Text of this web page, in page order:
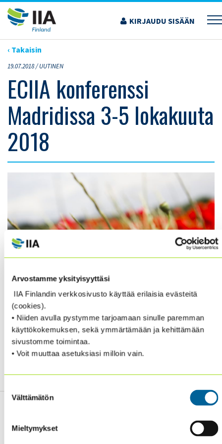
Arvostamme yksityisyyttäsi
IIA Finlandin verkkosivusto käyttää erilaisia evästeitä
(cookies).
• Niiden avulla pystymme tarjoamaan sinulle paremman
käyttökokemuksen, sekä ymmärtämään ja kehittämään
sivustomme toimintaa.
• Voit muuttaa asetuksiasi milloin vain.
valinta
Välttämätön
Mieltymykset
Siirry
sisältöön
KIRJAUDU SISÄÄN
›ARTIKKELIT›ECIIA KONFERENSSI MADRIDISSA 3-5 LOKAKUUTA 2018
‹ Takaisin
19.07.2018 /UUTINEN
ECIIA konferenssi
Madridissa 3-5 lokakuuta
2018
Lisätietoa konferenssista, ohjelmasta ja
ilmoittautumisesta oheisesta linkistä :